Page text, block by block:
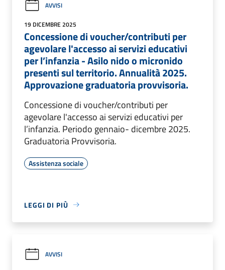
AVVISI
19 DICEMBRE 2025
Concessione di voucher/contributi per
agevolare l'accesso ai servizi educativi
per l’infanzia - Asilo nido o micronido
presenti sul territorio. Annualità 2025.
Approvazione graduatoria provvisoria.
Concessione di voucher/contributi per
agevolare l'accesso ai servizi educativi per
l’infanzia. Periodo gennaio- dicembre 2025.
Graduatoria Provvisoria.
Assistenza sociale
LEGGI DI PIÙ
AVVISI